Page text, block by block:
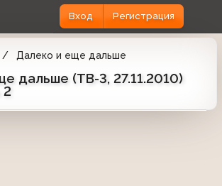
Вход Регистрация
Далеко и еще дальше
дальше (ТВ-3, 27.11.2010)
2